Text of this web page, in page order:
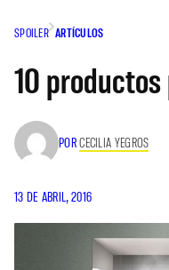
SPOILER ARTÍCULOS
10
PORCECILIA YEGROS
13 DE ABRIL, 2016